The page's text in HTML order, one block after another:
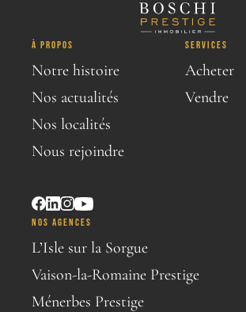
À PROPOS
Notre histoire
Nos actualités
Nos localités
Nous rejoindre
SERVICES
Acheter
Vendre
NOS AGENCES
L’Isle sur la Sorgue
Vaison-la-Romaine Prestige
Ménerbes Prestige